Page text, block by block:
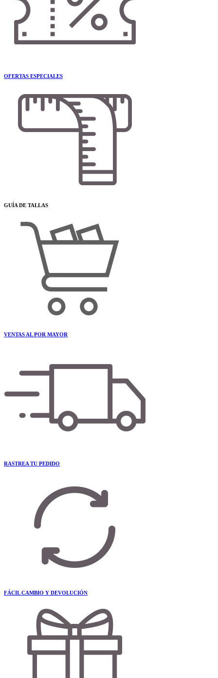
OFERTAS ESPECIALES
GUÍA DE TALLAS
VENTAS AL POR MAYOR
RASTREA TU PEDIDO
FÁCIL CAMBIO Y DEVOLUCIÓN